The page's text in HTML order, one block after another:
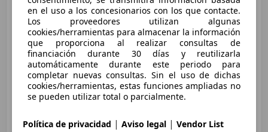
€ 4.900
Buen precio
11/2003 86.000 km Gasolina
46 kW (63 CV)
Dirección asistida, Isofix, Garantia, Airbags laterales
SPORT TURISMO OCASION
en el uso a los concesionarios con los que contacte.
Los proveedores utilizan algunas
cookies/herramientas para almacenar la información
que proporciona al realizar consultas de
financiación durante 30 días y reutilizarla
automáticamente durante este periodo para
completar nuevas consultas. Sin el uso de dichas
cookies/herramientas, estas funciones ampliadas no
se pueden utilizar total o parcialmente.
Política de privacidad | Aviso legal | Vendor List